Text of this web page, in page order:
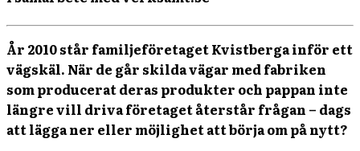
År 2010 står familjeföretaget Kvistberga inför ett
vägskäl. När de går skilda vägar med fabriken
som producerat deras produkter och pappan inte
längre vill driva företaget återstår frågan – dags
att lägga ner eller möjlighet att börja om på nytt?